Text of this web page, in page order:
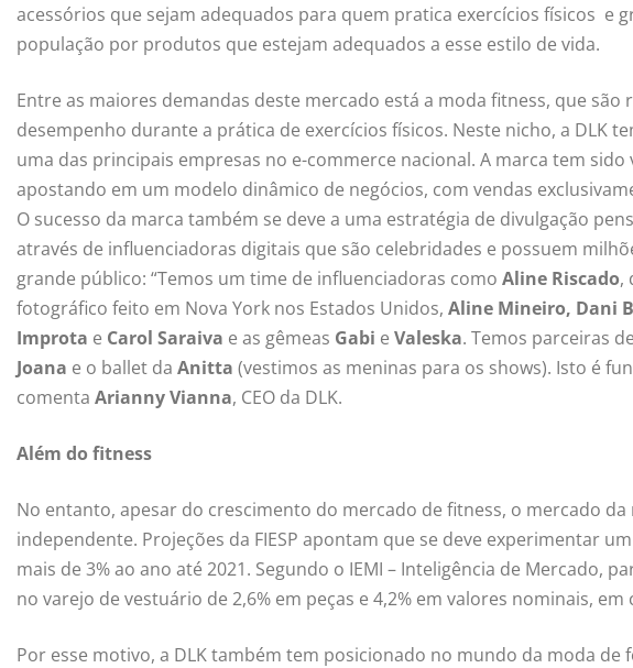
acessórios que sejam adequados para quem pratica exercícios físicos e
população por produtos que estejam adequados a esse estilo de vida.
Entre as maiores demandas deste mercado está a moda fitness, que
desempenho durante a prática de exercícios físicos. Neste nicho, a DLK
uma das principais empresas no e-commerce nacional. A marca tem sido
apostando em um modelo dinâmico de negócios, com vendas
O sucesso da marca também se deve a uma estratégia de divulgação
através de influenciadoras digitais que são celebridades e possuem
grande público: “Temos um time de influenciadoras como Aline Riscado,
fotográfico feito em Nova York nos Estados Unidos, Aline Mineiro, Dani
Improta e Carol Saraiva e as gêmeas Gabi e Valeska. Temos parceiras
Joana e o ballet da Anitta (vestimos as meninas para os shows). Isto é
comenta Arianny Vianna, CEO da DLK.
Além do fitness
No entanto, apesar do crescimento do mercado de fitness, o mercado
independente. Projeções da FIESP apontam que se deve experimentar
mais de 3% ao ano até 2021. Segundo o IEMI – Inteligência de Mercado,
no varejo de vestuário de 2,6% em peças e 4,2% em valores nominais,
Por esse motivo, a DLK também tem posicionado no mundo da moda de